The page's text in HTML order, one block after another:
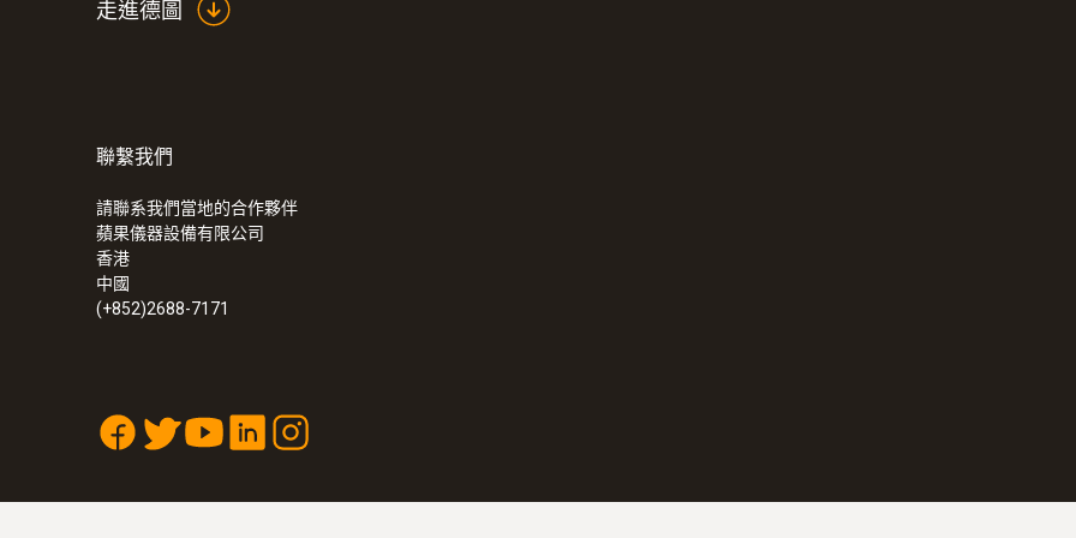
走進德圖
聯繫我們
請聯系我們當地的合作夥伴
蘋果儀器設備有限公司
香港
中國
(+852)2688-7171